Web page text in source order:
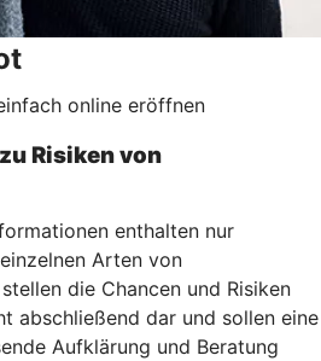
online eröffnen
Risiken von
enthalten nur
Arten von
die Chancen und Risiken
abschließend dar und sollen eine
Aufklärung und Beratung